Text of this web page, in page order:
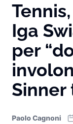
Iga
per
Sinner
Paolo Cagnoni